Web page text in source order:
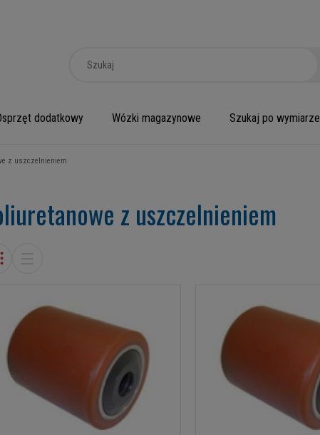
dodatkowy Wózki magazynowe Szukaj po wymiarze
z uszczelnieniem
z uszczelnieniem